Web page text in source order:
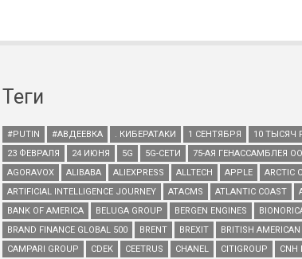
Теги
#PUTIN #АВДЕЕВКА . КИБЕРАТАКИ 1 СЕНТЯБРЯ 10 ТЫСЯЧ
23 ФЕВРАЛЯ
24 ИЮНЯ 5G 5G-СЕТИ 75-АЯ ГЕНАССАМБЛЕЯ
AGORAVOX
ALIBABA ALIEXPRESS ALLTECH APPLE
ARCTIC
ARTIFICIAL INTELLIGENCE JOURNEY
ATACMS ATLANTIC COAST
BANK OF AMERICA
BELUGA GROUP BERGEN ENGINES
BRAND FINANCE GLOBAL 500
BRENT BREXIT BRITISH
CAMPARI GROUP
CDEK CEETRUS CHANEL CITIGROUP CNH